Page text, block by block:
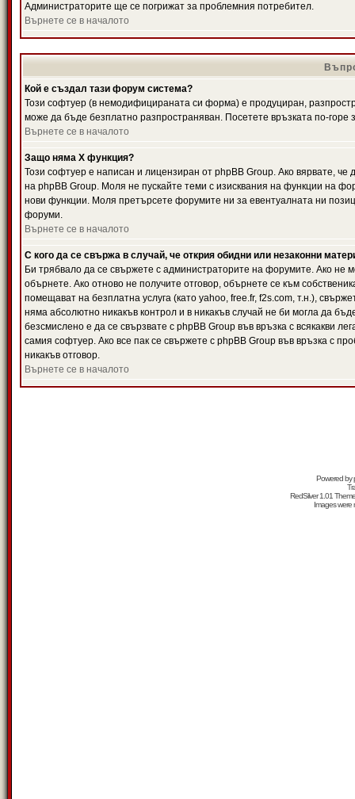
Администраторите ще се погрижат за проблемния потребител.
Върнете се в началото
Кой е създал тази форум система?
Този софтуер (в немодифицираната си форма) е продуциран,
може да бъде безплатно разпространяван. Посетете връзката по-горе
Върнете се в началото
Защо няма X функция?
Този софтуер е написан и лицензиран от phpBB Group. Ако вярвате,
на phpBB Group. Моля не пускайте теми с изисквания на функции на
нови функции. Моля претърсете форумите ни за евентуалната ни
форуми.
Върнете се в началото
С кого да се свържа в случай, че открия обидни или незаконни
Би трябвало да се свържете с администраторите на форумите. Ако не
обърнете. Ако отново не получите отговор, обърнете се към
помещават на безплатна услуга (като yahoo, free.fr, f2s.com, т.н.),
няма абсолютно никакъв контрол и в никакъв случай не би могла да
безсмислено е да се свързвате с phpBB Group във връзка с всякакви
самия софтуер. Ако все пак се свържете с phpBB Group във връзка с
никакъв отговор.
Върнете се в началото
Powered by
RedSilver 1.01
Images were